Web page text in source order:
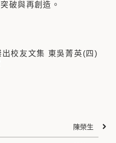
破與再創造。
出校友文集 東吳菁英(四)
陳榮生